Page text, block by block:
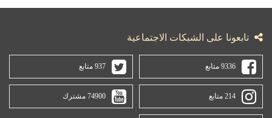
تابعونا على الشبكات الاجتماعية
9336 متابع 937 متابع
214 متابع 74900 مشترك